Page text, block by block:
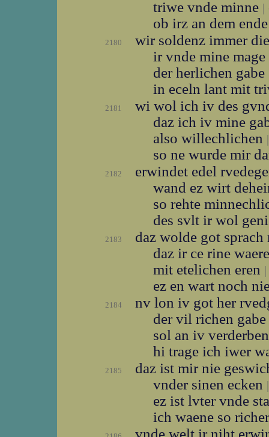
triwe vnde minne |
ob irz an dem
2180
wir soldenz immer
ir vnde mine mage
der herlichen gabe
in eceln lant mit
2181
wi wol ich iv des
daz ich iv mine
also willechlichen |
so ne wurde mir
2182
erwindet edel
wand ez wirt
so rehte
des svlt ir wol
2183
daz wolde got
daz ir ce rine
mit etelichen eren |
ez en wart noch
2184
nv lon iv got her
der vil richen gabe
sol an iv
hi trage ich iwer
2185
daz ist mir nie
vnder sinen ecken |
ez ist lvter vnde
ich waene so
vnde welt ir niht